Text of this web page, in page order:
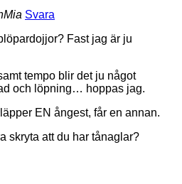
Svara
Fast jag är ju
tempo blir det ju något
och löpning… hoppas jag.
EN ångest, får en annan.
skryta att du har tånaglar?